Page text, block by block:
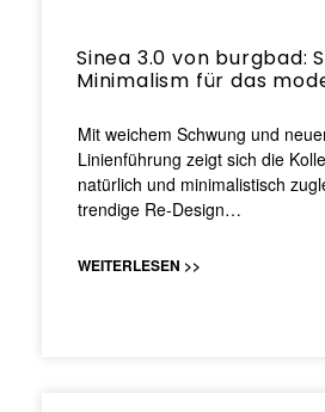
Sinea 3.0 von burgbad:
Minimalism für das
Mit weichem Schwung und
Linienführung zeigt sich die
natürlich und minimalistisch
trendige Re-Design…
WEITERLESEN >>